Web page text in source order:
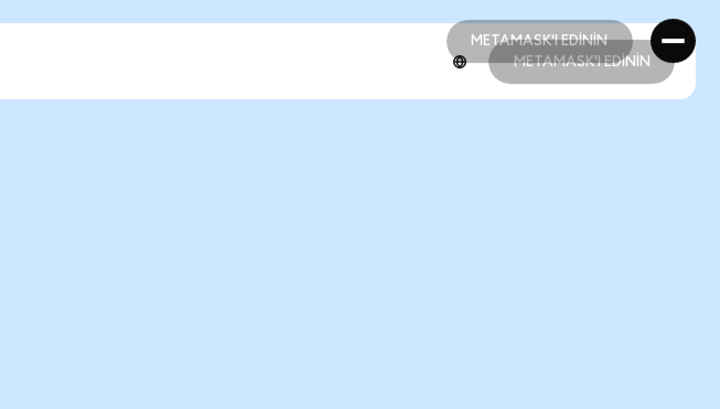
METAMASK'I EDİNİN
METAMASK'I EDİNİN
METAMASK'I EDİNİN